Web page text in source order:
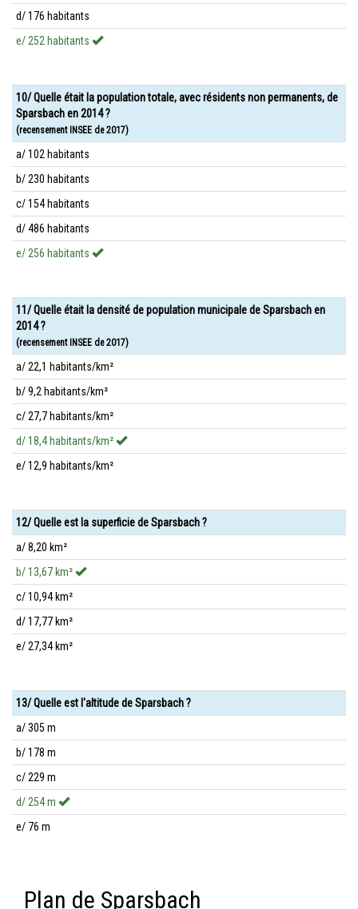
d/ 176 habitants
e/ 252 habitants
10/ Quelle était la population totale, avec résidents non permanents, de
Sparsbach en 2014 ?
(recensement INSEE de 2017)
a/ 102 habitants
b/ 230 habitants
c/ 154 habitants
d/ 486 habitants
e/ 256 habitants
11/ Quelle était la densité de population municipale de Sparsbach en
2014 ?
(recensement INSEE de 2017)
a/ 22,1 habitants/km²
b/ 9,2 habitants/km²
c/ 27,7 habitants/km²
d/ 18,4 habitants/km²
e/ 12,9 habitants/km²
12/ Quelle est la superficie de Sparsbach ?
a/ 8,20 km²
b/ 13,67 km²
c/ 10,94 km²
d/ 17,77 km²
e/ 27,34 km²
13/ Quelle est l'altitude de Sparsbach ?
a/ 305 m
b/ 178 m
c/ 229 m
d/ 254 m
e/ 76 m
Plan de Sparsbach